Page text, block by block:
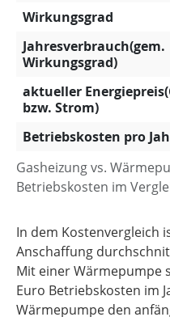
Gasheizung vs.
Betriebskosten im
Wirkungsgrad
Jahresverbrauch(gem.
Wirkungsgrad)
aktueller
bzw. Strom)
Betriebskosten pro
In dem Kostenvergleich
Anschaffung
Mit einer Wärmepumpe
Euro Betriebskosten im
Wärmepumpe den